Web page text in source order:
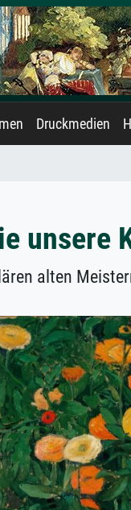
Druckmedien
unsere
alten